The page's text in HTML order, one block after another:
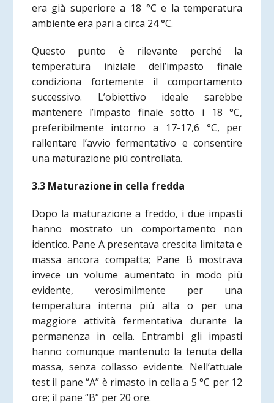
era già superiore a 18 °C e la temperatura
ambiente era pari a circa 24 °C.
Questo punto è rilevante perché la
temperatura iniziale dell’impasto finale
condiziona fortemente il comportamento
successivo. L’obiettivo ideale sarebbe
mantenere l’impasto finale sotto i 18 °C,
preferibilmente intorno a 17-17,6 °C, per
rallentare l’avvio fermentativo e consentire
una maturazione più controllata.
3.3 Maturazione in cella fredda
Dopo la maturazione a freddo, i due impasti
hanno mostrato un comportamento non
identico. Pane A presentava crescita limitata e
massa ancora compatta; Pane B mostrava
invece un volume aumentato in modo più
evidente, verosimilmente per una
temperatura interna più alta o per una
maggiore attività fermentativa durante la
permanenza in cella. Entrambi gli impasti
hanno comunque mantenuto la tenuta della
massa, senza collasso evidente. Nell’attuale
test il pane “A” è rimasto in cella a 5 °C per 12
ore; il pane “B” per 20 ore.